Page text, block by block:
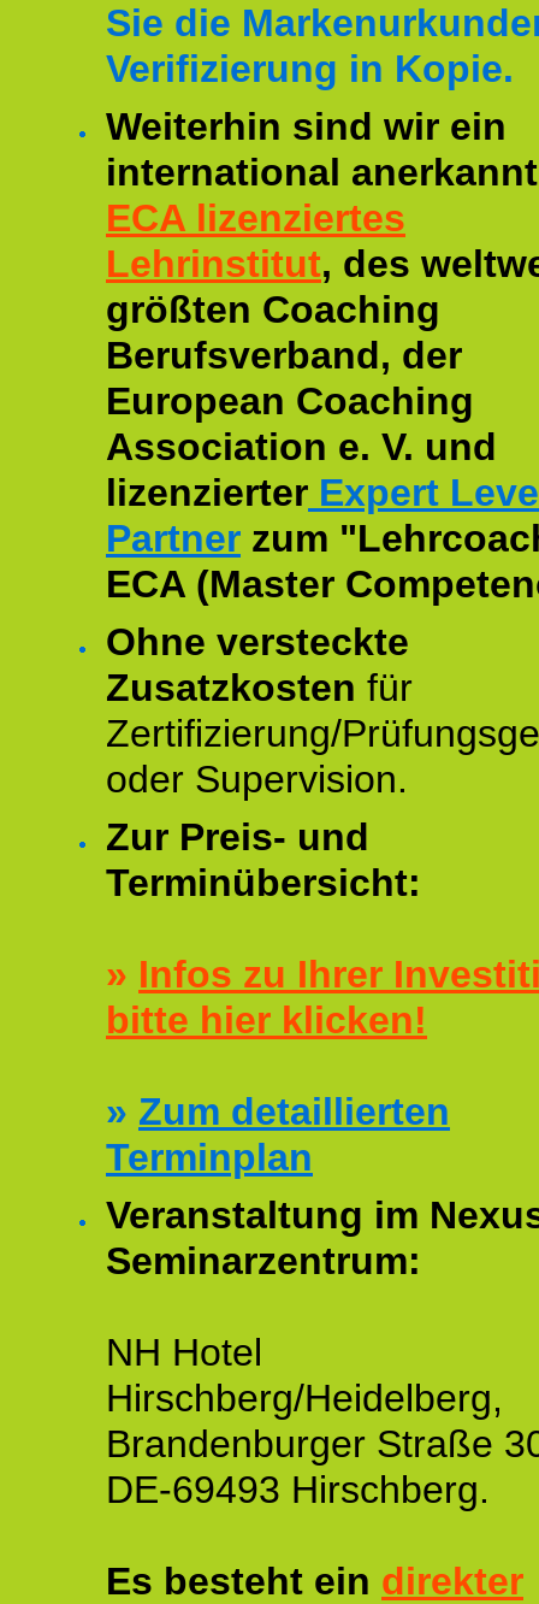
Sie die
Verifizierung in Kopie.
Weiterhin sind wir ein
international
ECA lizenziertes
Lehrinstitut, des
größten Coaching
Berufsverband, der
European Coaching
Association e. V. und
lizenzierter Expert
Partner zum
ECA (Master
Ohne versteckte
Zusatzkosten für
Zertifizierung/
oder Supervision.
Zur Preis- und
Terminübersicht:
» Infos zu Ihrer
bitte hier klicken!
» Zum detaillierten
Terminplan
Veranstaltung im
Seminarzentrum:
NH Hotel
Hirschberg/Heidelberg,
Brandenburger Straße
DE-69493 Hirschberg.
Es besteht ein direkter